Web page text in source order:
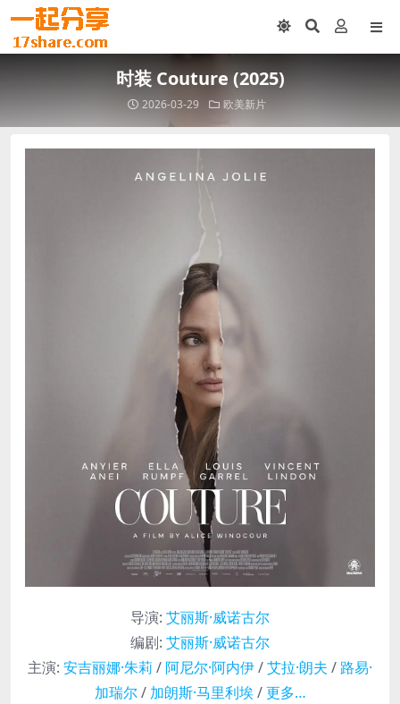
时装 Couture (2025)
2026-03-29 欧美新片
导演: 艾丽斯·威诺古尔
编剧: 艾丽斯·威诺古尔
主演: 安吉丽娜·朱莉 / 阿尼尔·阿内伊/艾拉·朗夫 / 路易·
加瑞尔/ 加朗斯·马里利埃/更多…